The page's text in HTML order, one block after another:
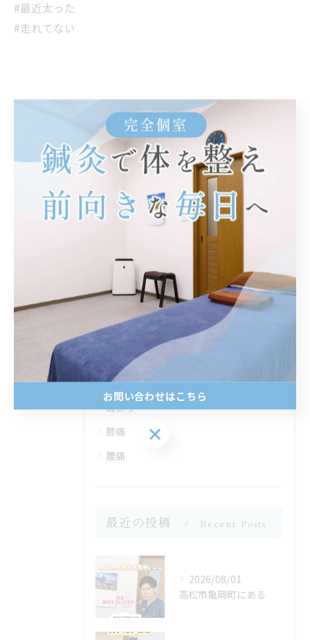
#最近太った
#走れてない
一覧に戻る
関連タグ
#高松市
カテゴリー Categories
全てのカテゴリー
自律神経
肩こり
首こり
膝痛
腰痛
最近の投稿 Recent Posts
2026/08/01
高松市亀岡町にある
お問い合わせはこちら
お問い合わせはこちら